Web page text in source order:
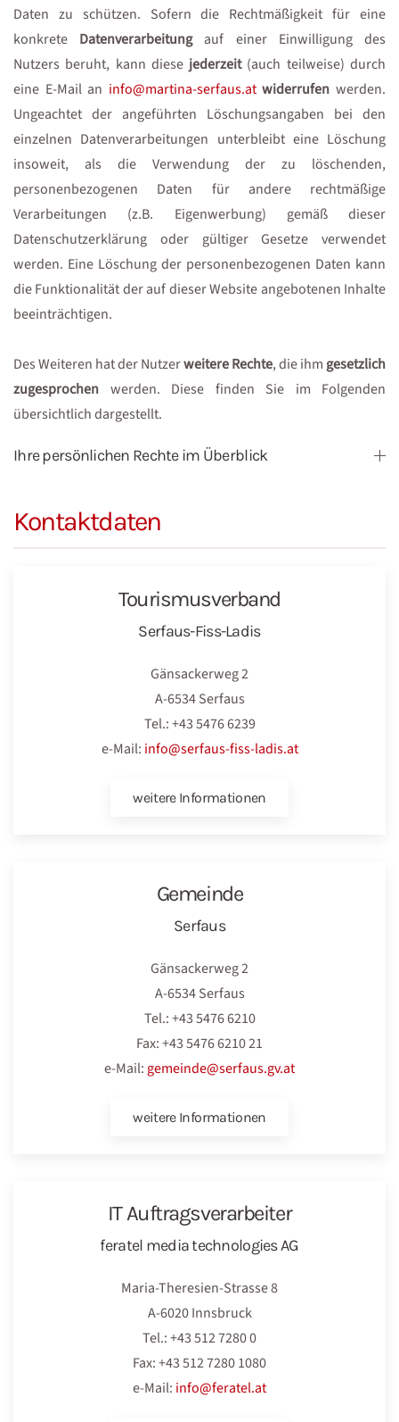
Daten zu schützen. Sofern die Rechtmäßigkeit für eine
konkrete Datenverarbeitungauf einer Einwilligung des
Nutzers beruht, kann diese jederzeit(auch teilweise) durch
eine E-Mail an info@martina-serfaus.at widerrufen werden.
Ungeachtet der angeführten Löschungsangaben bei den
einzelnen Datenverarbeitungen unterbleibt eine Löschung
insoweit, als die Verwendung der zu löschenden,
personenbezogenen Daten für andere rechtmäßige
Verarbeitungen (z.B. Eigenwerbung) gemäß dieser
Datenschutzerklärung oder gültiger Gesetze verwendet
werden. Eine Löschung der personenbezogenen Daten kann
die Funktionalität der auf dieser Website angebotenen Inhalte
beeinträchtigen.
Des Weiteren hat der Nutzerweitere Rechte, die ihmgesetzlich
zugesprochen werden. Diese finden Sie im Folgenden
übersichtlich dargestellt.
Ihre persönlichen Rechte im Überblick
Kontaktdaten
Tourismusverband
Serfaus-Fiss-Ladis
Gänsackerweg 2
A-6534 Serfaus
Tel.: +43 5476 6239
e-Mail: info@serfaus-fiss-ladis.at
weitere Informationen
Gemeinde
Serfaus
Gänsackerweg 2
A-6534 Serfaus
Tel.: +43 5476 6210
Fax: +43 5476 6210 21
e-Mail: gemeinde@serfaus.gv.at
weitere Informationen
IT Auftragsverarbeiter
feratel media technologies AG
Maria-Theresien-Strasse 8
A-6020 Innsbruck
Tel.: +43 512 7280 0
Fax: +43 512 7280 1080
e-Mail: info@feratel.at